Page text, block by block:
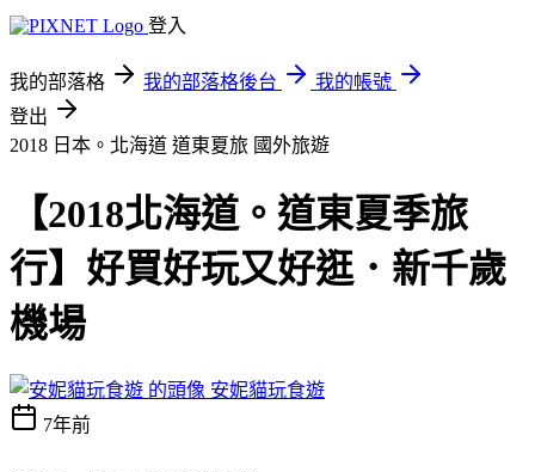
登入
我的部落格 我的部落格後台
我的帳號
登出
2018 日本。北海道 道東夏旅 國外旅遊
【2018北海道。道東夏季旅
行】好買好玩又好逛．新千歲
機場
安妮貓玩食遊
7年前